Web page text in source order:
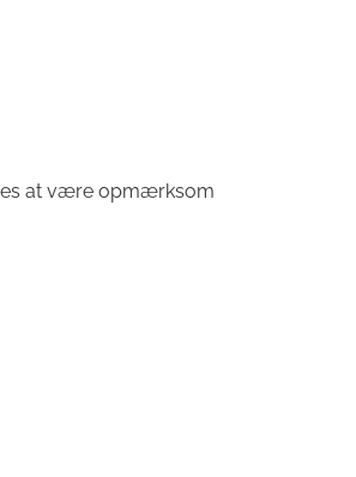
at være opmærksom